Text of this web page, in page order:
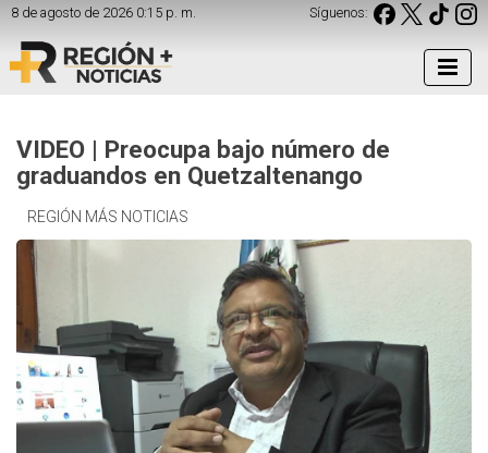
8 de agosto de 2026 0:15 p. m. Síguenos:
VIDEO | Preocupa bajo número de
graduandos en Quetzaltenango
REGIÓN MÁS NOTICIAS